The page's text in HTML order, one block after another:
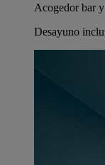
Acogedor bar
Desayuno